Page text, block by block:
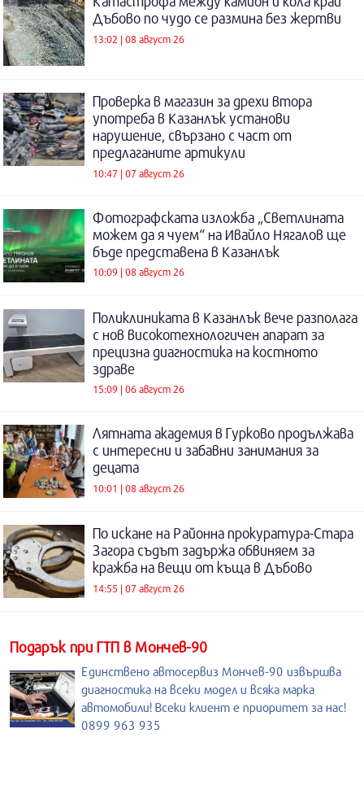
Дъбово по чудо се размина без жертви
13:02 | 08 август 26
Проверка в магазин за дрехи втора
употреба в Казанлък установи
нарушение, свързано с част от
предлаганите артикули
10:47 | 07 август 26
Фотографската изложба „Светлината
можем да я чуем“ на Ивайло Нягалов ще
бъде представена в Казанлък
10:09 | 08 август 26
Поликлиниката в Казанлък вече разполага
с нов високотехнологичен апарат за
прецизна диагностика на костното
здраве
15:09 | 06 август 26
Лятната академия в Гурково продължава
с интересни и забавни занимания за
децата
10:01 | 08 август 26
По искане на Районна прокуратура-Стара
Загора съдът задържа обвиняем за
кражба на вещи от къща в Дъбово
14:55 | 07 август 26
Подарък при ГТП в Мончев-90
Единствено автосервиз Мончев-90 извършва
диагностика на всеки модел и всяка марка
автомобили! Всеки клиент е приоритет за нас!
0899 963 935